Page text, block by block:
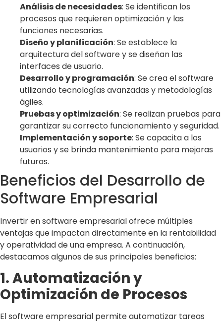
Análisis de necesidades: Se identifican los
procesos que requieren optimización y las
funciones necesarias.
Diseño y planificación: Se establece la
arquitectura del software y se diseñan las
interfaces de usuario.
Desarrollo y programación: Se crea el software
utilizando tecnologías avanzadas y metodologías
ágiles.
Pruebas y optimización: Se realizan pruebas para
garantizar su correcto funcionamiento y seguridad.
Implementación y soporte: Se capacita a los
usuarios y se brinda mantenimiento para mejoras
futuras.
Beneficios del Desarrollo de
Software Empresarial
Invertir en software empresarial ofrece múltiples
ventajas que impactan directamente en la rentabilidad
y operatividad de una empresa. A continuación,
destacamos algunos de sus principales beneficios:
1. Automatización y
Optimización de Procesos
El software empresarial permite automatizar tareas